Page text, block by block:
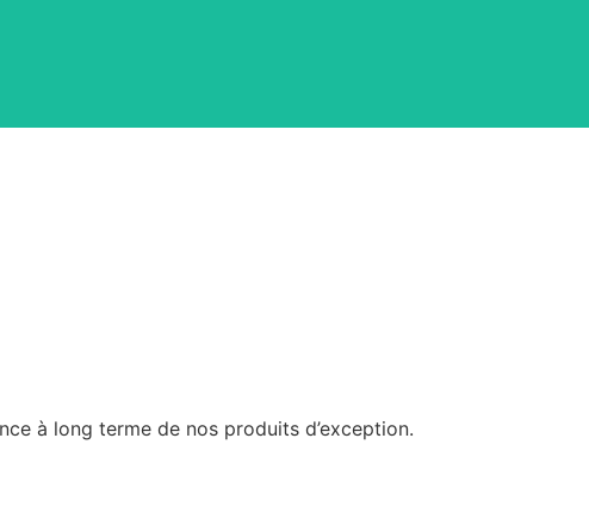
à long terme de nos produits d’exception.